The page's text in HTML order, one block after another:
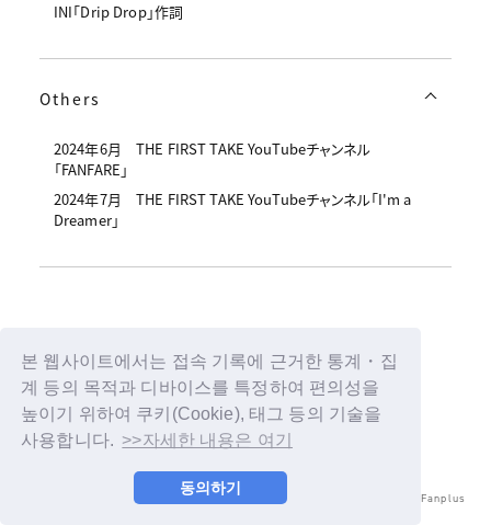
본 웹사이트에서는 접속 기록에 근거한 통계・집
계 등의 목적과 디바이스를 특정하여 편의성을
높이기 위하여 쿠키(Cookie), 태그 등의 기술을
사용합니다. >>자세한 내용은 여기
동의하기
INI「Drip Drop」作詞
Others
2024年6月 THE FIRST TAKE YouTubeチャンネル
「FANFARE」
2024年7月 THE FIRST TAKE YouTubeチャンネル「I'm a
Dreamer」
Back
© LAPONE ENTERTAINMENT / Fanplus